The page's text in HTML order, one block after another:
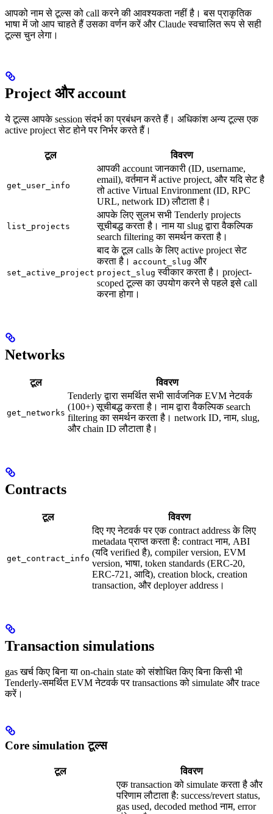
आपको नाम से टूल्स को call करने की आवश्यकता नहीं है। बस प्राकृतिक
भाषा में जो आप चाहते हैं उसका वर्णन करें और Claude स्वचालित रूप से सही
टूल्स चुन लेगा।
Project और account
ये टूल्स आपके session संदर्भ का प्रबंधन करते हैं। अधिकांश अन्य टूल्स एक
active project सेट होने पर निर्भर करते हैं।
टूल विवरण
get_user_info
आपकी account जानकारी (ID, username,
email), वर्तमान में active project, और यदि सेट है
तो active Virtual Environment (ID, RPC
URL, network ID) लौटाता है।
list_projects
आपके लिए सुलभ सभी Tenderly projects
सूचीबद्ध करता है। नाम या slug द्वारा वैकल्पिक
search filtering का समर्थन करता है।
set_active_project
बाद के टूल calls के लिए active project सेट
करता है। account_slug और
project_slug स्वीकार करता है। project-
scoped टूल्स का उपयोग करने से पहले इसे call
करना होगा।
Networks
टूल विवरण
get_networks
Tenderly द्वारा समर्थित सभी सार्वजनिक EVM नेटवर्क
(100+) सूचीबद्ध करता है। नाम द्वारा वैकल्पिक search
filtering का समर्थन करता है। network ID, नाम, slug,
और chain ID लौटाता है।
Contracts
टूल विवरण
get_contract_info
दिए गए नेटवर्क पर एक contract address के लिए
metadata प्राप्त करता है: contract नाम, ABI
(यदि verified है), compiler version, EVM
version, भाषा, token standards (ERC-20,
ERC-721, आदि), creation block, creation
transaction, और deployer address।
Transaction simulations
gas खर्च किए बिना या on-chain state को संशोधित किए बिना किसी भी
Tenderly-समर्थित EVM नेटवर्क पर transactions को simulate और trace
करें।
Core simulation टूल्स
टूल विवरण
एक transaction को simulate करता है और
परिणाम लौटाता है: success/revert status,
gas used, decoded method नाम, error